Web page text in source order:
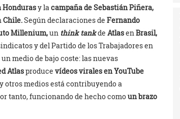
Hondurasy la campaña de Sebastián Piñera,
Chile.Según declaraciones de Fernando
Millenium,un think tankde Atlasen Brasil,
y del Partido de los Trabajadores en
medio de bajo coste: las nuevas
Atlasproduce vídeos virales en YouTube
otros medios está contribuyendo a
tanto, funcionando de hecho comoun brazo